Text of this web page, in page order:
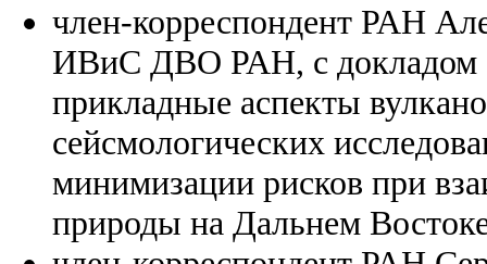
член-корреспондент РАН
ИВиС ДВО РАН, с докладом
прикладные аспекты
сейсмологических
минимизации рисков при
природы на Дальнем